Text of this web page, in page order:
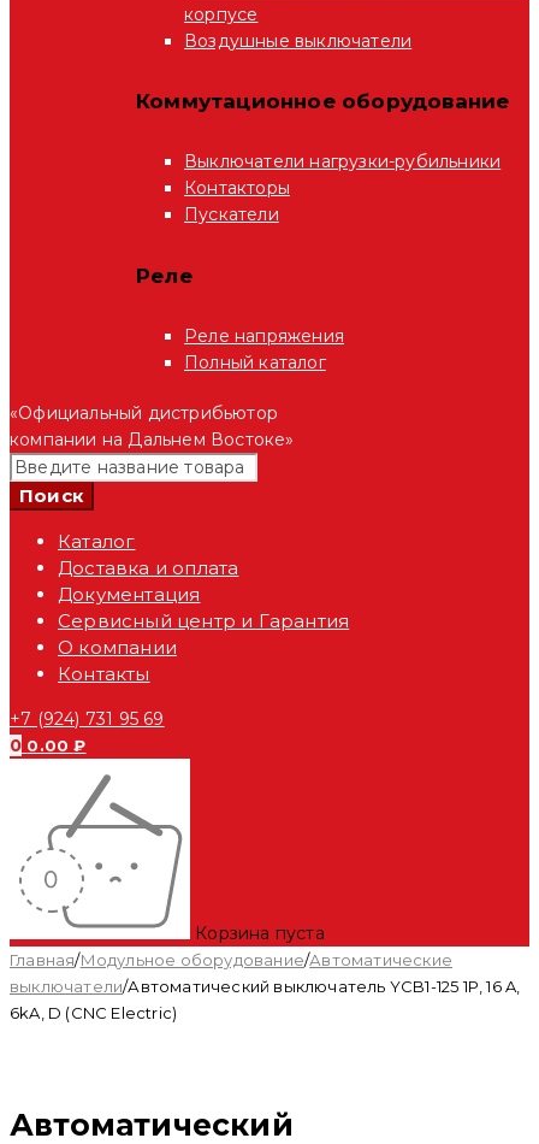
корпусе
Воздушные выключатели
Коммутационное оборудование
Выключатели нагрузки-рубильники
Контакторы
Пускатели
Реле
Реле напряжения
Полный каталог
«Официальный дистрибьютор
компании на Дальнем Востоке»
Каталог
Доставка и оплата
Документация
Сервисный центр и Гарантия
О компании
Контакты
+7 (924) 731 95 69
0 0.00₽
Корзина пуста
Главная/Модульное оборудование/Автоматические
выключатели/Автоматический выключатель YCB1-125 1P, 16 A,
6kA, D (CNC Electric)
Автоматический